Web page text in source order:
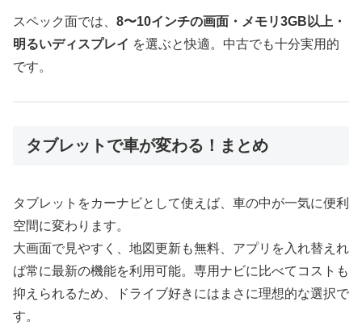
スペック面では、 8〜10インチの画面・メモリ3GB以上・
明るいディスプレイ を選ぶと快適。中古でも十分実用的
です。
タブレットで車が変わる！まとめ
タブレットをカーナビとして使えば、車の中が一気に便利
空間に変わります。
大画面で見やすく、地図更新も無料、アプリを入れ替えれ
ば常に最新の機能を利用可能。専用ナビに比べてコストも
抑えられるため、ドライブ好きにはまさに理想的な選択で
す。